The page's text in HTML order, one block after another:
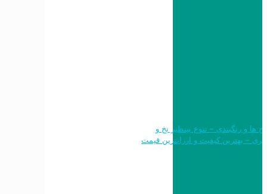
طرح ها و رنگبندی – تنوع بینظیر نخ و